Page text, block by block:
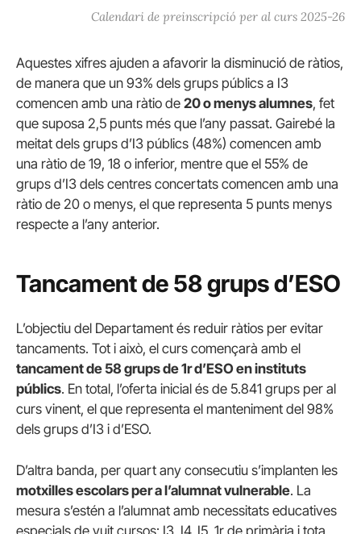
Calendari de preinscripció per al curs 2025-26
Aquestes xifres ajuden a afavorir la disminució de ràtios,
de manera que un 93% dels grups públics a I3
comencen amb una ràtio de 20 o menys alumnes, fet
que suposa 2,5 punts més que l’any passat. Gairebé la
meitat dels grups d’I3 públics (48%) comencen amb
una ràtio de 19, 18 o inferior, mentre que el 55% de
grups d’I3 dels centres concertats comencen amb una
ràtio de 20 o menys, el que representa 5 punts menys
respecte a l’any anterior.
Tancament de 58 grups d’ESO
L’objectiu del Departament és reduir ràtios per evitar
tancaments. Tot i això, el curs començarà amb el
tancament de 58 grups de 1r d’ESO en instituts
públics. En total, l’oferta inicial és de 5.841 grups per al
curs vinent, el que representa el manteniment del 98%
dels grups d’I3 i d’ESO.
D’altra banda, per quart any consecutiu s’implanten les
motxilles escolars per a l’alumnat vulnerable. La
mesura s’estén a l’alumnat amb necessitats educatives